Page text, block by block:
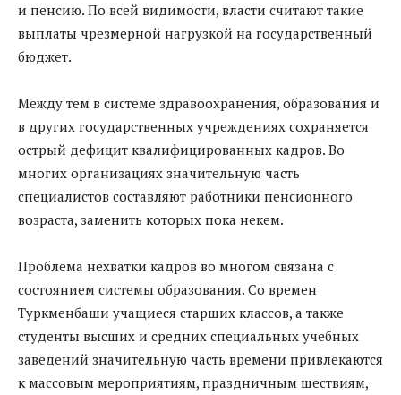
и пенсию. По всей видимости, власти считают такие
выплаты чрезмерной нагрузкой на государственный
бюджет.
Между тем в системе здравоохранения, образования и
в других государственных учреждениях сохраняется
острый дефицит квалифицированных кадров. Во
многих организациях значительную часть
специалистов составляют работники пенсионного
возраста, заменить которых пока некем.
Проблема нехватки кадров во многом связана с
состоянием системы образования. Со времен
Туркменбаши учащиеся старших классов, а также
студенты высших и средних специальных учебных
заведений значительную часть времени привлекаются
к массовым мероприятиям, праздничным шествиям,